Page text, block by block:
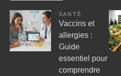
ajouter
moteur
soi-
même
SANTÉ
Vaccins et
allergies :
Guide
essentiel pour
comprendre